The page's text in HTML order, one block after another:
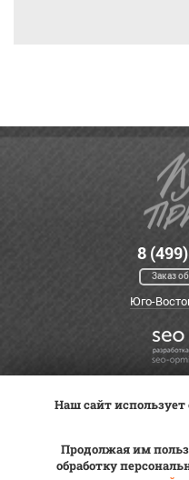
8
Заказ
Юго-
Постановка на учет
Наш сайт
Продолжая им
обработку